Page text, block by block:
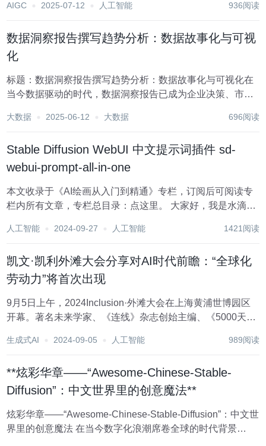
队协作效率的关键因素之一。幸运的是，随着人工智能技术
AIGC 2025-07-12 人工智能 936阅读
数据洞察报告撰写趋势分析：数据故事化与可视
化
标题：数据洞察报告撰写趋势分析：数据故事化与可视化在
当今数据驱动的时代，数据洞察报告已成为企业决策、市场
断进步和人们对数据理解需求的日益深化，数据洞察报告的
大数据 2025-06-12 大数据 696阅读
Stable Diffusion WebUI 中文提示词插件 sd-
webui-prompt-all-in-one
本文收录于《AI绘画从入门到精通》专栏，订阅后可阅读专
栏内所有文章，专栏总目录：点这里。 大家好，我是水滴~~
插件 sd-webui-prompt-all-in-one，...
人工智能 2024-09-27 人工智能 1421阅读
凯文·凯利外滩大会分享对AI时代前瞻：“全球化
劳动力”将首次出现
9月5日上午，2024Inclusion·外滩大会在上海黄浦世博园区
开幕。著名未来学家、《连线》杂志创始主编、《5000天后
讲中指出，当人工智能深刻影响经济和文化，必将涌现三大
生成式AI 2024-09-05 人工智能 989阅读
**炫彩华章——“Awesome-Chinese-Stable-
Diffusion”：中文世界里的创意魔法**
炫彩华章——“Awesome-Chinese-Stable-Diffusion”：中文世
界里的创意魔法 在当今数字化浪潮席卷全球的时代背景